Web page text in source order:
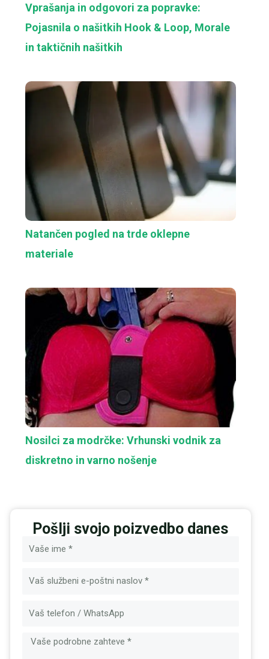
Vprašanja in odgovori za popravke:
Pojasnila o našitkih Hook & Loop, Morale
in taktičnih našitkih
Natančen pogled na trde oklepne
materiale
Nosilci za modrčke: Vrhunski vodnik za
diskretno in varno nošenje
Pošlji svojo poizvedbo danes
Ime
E-
Sporočilo